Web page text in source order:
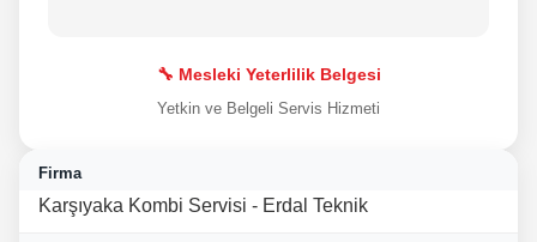
🔧 Mesleki Yeterlilik Belgesi
Yetkin ve Belgeli Servis Hizmeti
Firma
Karşıyaka Kombi Servisi - Erdal Teknik